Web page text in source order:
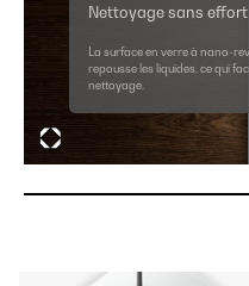
Nettoyage sans effort
La surface en verre à nano-
repousse les liquides, ce qui
nettoyage.